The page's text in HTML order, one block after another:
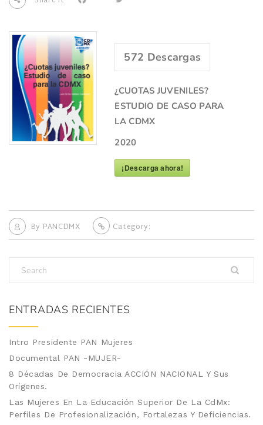
572 Descargas
¿CUOTAS JUVENILES?
ESTUDIO DE CASO PARA
LA CDMX
2020
¡Descarga ahora!
By PANCDMX Category:
ENTRADAS RECIENTES
Intro Presidente PAN Mujeres
Documental PAN -MUJER-
8 Décadas De Democracia ACCIÓN NACIONAL Y Sus
Orígenes.
Las Mujeres En La Educación Superior De La CdMx:
Perfiles De Profesionalización, Fortalezas Y Deficiencias.